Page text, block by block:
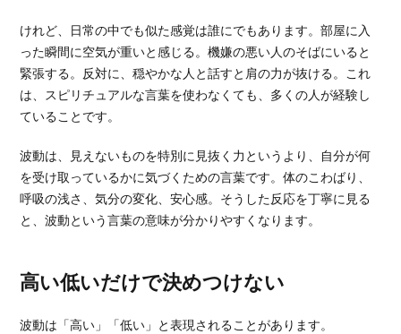
けれど、日常の中でも似た感覚は誰にでもあります。部屋に入
った瞬間に空気が重いと感じる。機嫌の悪い人のそばにいると
緊張する。反対に、穏やかな人と話すと肩の力が抜ける。これ
は、スピリチュアルな言葉を使わなくても、多くの人が経験し
ていることです。
波動は、見えないものを特別に見抜く力というより、自分が何
を受け取っているかに気づくための言葉です。体のこわばり、
呼吸の浅さ、気分の変化、安心感。そうした反応を丁寧に見る
と、波動という言葉の意味が分かりやすくなります。
高い低いだけで決めつけない
波動は「高い」「低い」と表現されることがあります。